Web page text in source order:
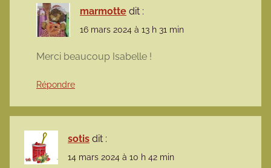
marmotte dit :
16 mars 2024 à 13 h 31 min
Merci beaucoup Isabelle !
Répondre
sotis dit :
14 mars 2024 à 10 h 42 min